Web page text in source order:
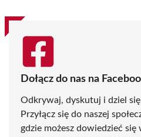
Dołącz do nas na
Odkrywaj, dyskutuj i dziel
Przyłącz się do naszej
gdzie możesz dowiedzieć